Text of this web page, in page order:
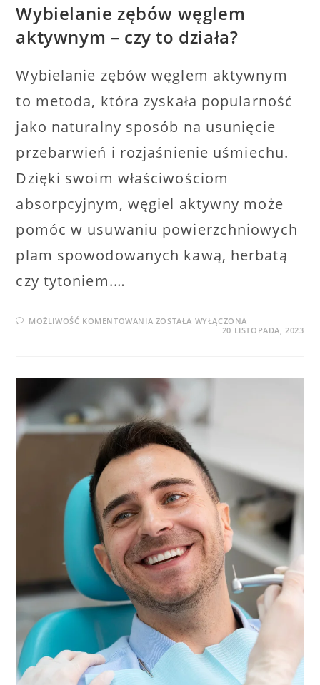
Wybielanie zębów węglem
aktywnym – czy to działa?
Wybielanie zębów węglem aktywnym
to metoda, która zyskała popularność
jako naturalny sposób na usunięcie
przebarwień i rozjaśnienie uśmiechu.
Dzięki swoim właściwościom
absorpcyjnym, węgiel aktywny może
pomóc w usuwaniu powierzchniowych
plam spowodowanych kawą, herbatą
czy tytoniem.…
MOŻLIWOŚĆ KOMENTOWANIA WYBIELANIE
TO
DZIAŁA?
ZOSTAŁA WYŁĄCZONA
20 LISTOPADA, 2023